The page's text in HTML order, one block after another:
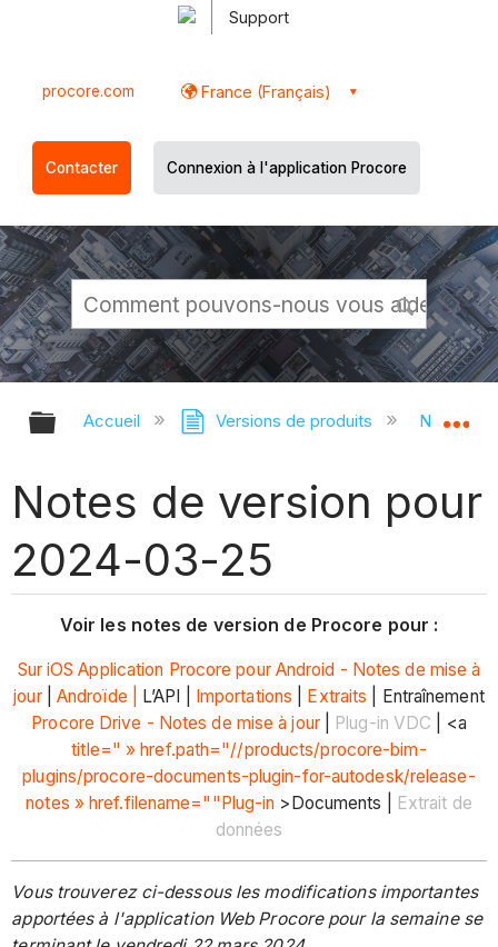
Support
procore.com France (Français)
Contacter Connexion à l'application Procore
Développer/réduire la hiérarchie
Accueil Versions de produits Notes de
Notes de version pour
2024-03-25
Voir les notes de version de Procore pour :
Sur iOS Application Procore pour Android - Notes de mise à
jour| Androïde | L’API | Importations Extraits | Entraînement
Procore Drive - Notes de mise à jour| Plug-in VDC | <a
title=" » href.path="//products/procore-bim-
plugins/procore-documents-plugin-for-autodesk/release-
notes » href.filename=""Plug-in >Documents |
Extrait de
données
Vous trouverez ci-dessous les modifications importantes
apportées à l'application Web Procore pour la semaine se